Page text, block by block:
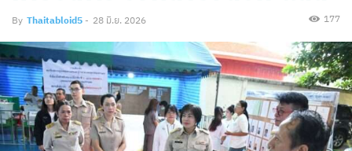
By Thaitabloid5 - 28 มิ.ย. 2026 177